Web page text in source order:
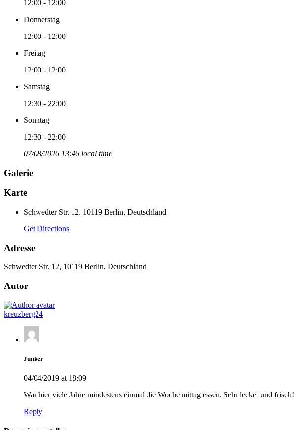
12:00 - 12:00
Donnerstag
12:00 - 12:00
Freitag
12:00 - 12:00
Samstag
12:30 - 22:00
Sonntag
12:30 - 22:00
07/08/2026 13:46 local time
Galerie
Karte
Schwedter Str. 12, 10119 Berlin, Deutschland
Get Directions
Adresse
Schwedter Str. 12, 10119 Berlin, Deutschland
Autor
kreuzberg24
Junker
04/04/2019 at 18:09
War hier viele Jahre mindestens einmal die Woche mittag essen. Sehr lecker und frisch!
Reply